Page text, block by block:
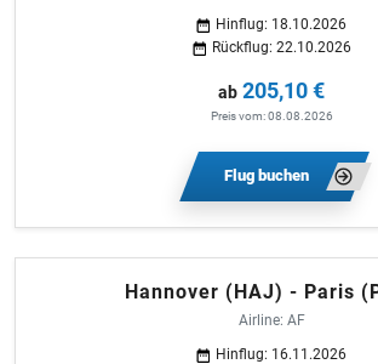
Hinflug: 18.10.2026
Rückflug: 22.10.2026
ab 205,10 €
Preis vom: 08.08.2026
Flug buchen
Hannover (HAJ) - Paris
Airline: AF
Hinflug: 16.11.2026